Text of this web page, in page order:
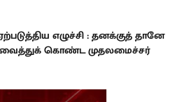
எழுச்சி : தனக்குத் தானே
வைத்துக் கொண்ட முதலமைச்சர்